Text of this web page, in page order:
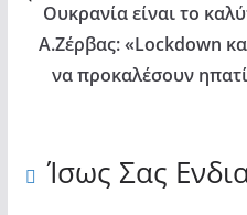
Ουκρανία είναι το
Α.Ζέρβας: «Lockdown
να προκαλέσουν
Ίσως Σας